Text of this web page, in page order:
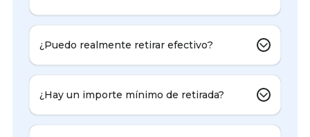
¿Puedo realmente retirar efectivo?
¿Hay un importe mínimo de retirada?